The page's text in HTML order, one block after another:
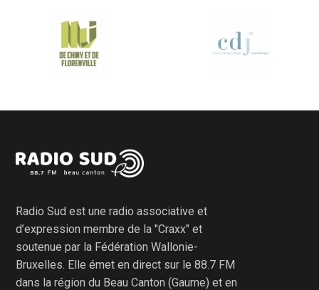
Radio Sud est une radio associative et
d’expression membre de la "Craxx" et
soutenue par la Fédération Wallonie-
Bruxelles. Elle émet en direct sur le 88.7 FM
dans la région du Beau Canton (Gaume) et en